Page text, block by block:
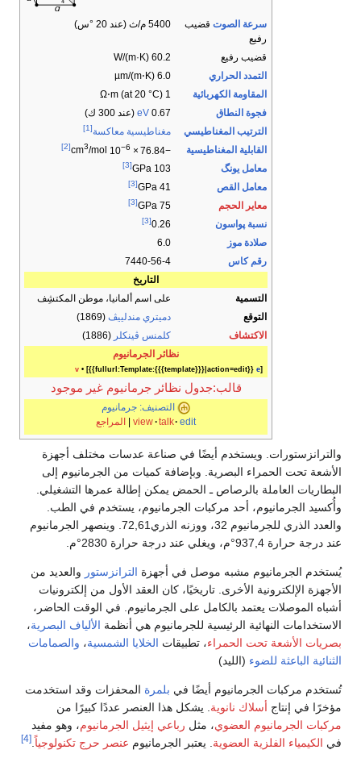
سرعة الصوت قضيب
رفيع
5400 م/ث (عند 20 °س)
قضيب رفيع
60.2 W/(m·K)
التمدد الحراري
6.0 µm/(m⋅K)
المقاومة الكهربائية
1 Ω⋅m (at 20 °C)
فجوة النطاق
0.67
eV (عند 300 ك)
الترتيب المغناطيسي
مغناطيسية معاكسة[1]
القابلية المغناطيسية −76.84
×
10−6
3/mol
[2]
معامل يونگ 103 GPa
[3]
معامل القص 41 GPa
[3]
معاير الحجم 75 GPa
[3]
نسبة پواسون 0.26
[3]
صلادة موز
6.0
رقم كاس
7440-56-4
التاريخ
التسمية
على اسم ألمانيا، موطن المكتشِف
التوقع
دميتري مندلييڤ (1869)
الاكتشاف
كلمنس ڤينكلر (1886)
نظائر الجرمانيوم
v• [{{fullurl:Template:{{{template}}}|action=edit}} e]
قالب:جدول نظائر جرمانيوم غير موجود
التصنيف: جرمانيوم
view talk edit
| المراجع
والترانزستورات. ويستخدم أيضًا في صناعة عدسات مختلف أجهزة
الأشعة تحت الحمراء البصرية. وبإضافة كميات من الجرمانيوم إلى
البطاريات العاملة بالرصاص ـ الحمض يمكن إطالة عمرها التشغيلي.
وأُكسيد الجرمانيوم، أحد مركبات الجرمانيوم، يستخدم في الطب.
والعدد الذري للجرمانيوم 32، ووزنه الذري72,61. وينصهر الجرمانيوم
عند درجة حرارة 937,4°م، ويغلي عند درجة حرارة 2830°م.
يُستخدم الجرمانيوم مشبه موصل في أجهزة الترانزستور والعديد من
الأجهزة الإلكترونية الأخرى. تاريخيًا، كان العقد الأول من إلكترونيات
أشباه الموصلات يعتمد بالكامل على الجرمانيوم. في الوقت الحاضر،
الاستخدامات النهائية الرئيسية للجرمانيوم هي أنظمة الألياف البصرية،
بصريات الأشعة تحت الحمراء، تطبيقات الخلايا الشمسية، والصمامات
الثنائية الباعثة للضوء (الليد)
تُستخدم مركبات الجرمانيوم أيضًا في بلمرة المحفزات وقد استخدمت
مؤخرًا في إنتاج أسلاك نانوية . يشكل هذا العنصر عددًا كبيرًا من
مركبات الجرمانيوم العضوي، مثل رباعي إيثيل الجرمانيوم، وهو مفيد
في الكيمياء الفلزية العضوية . يعتبر الجرمانيوم عنصر حرج تكنولوجياً.
[4]